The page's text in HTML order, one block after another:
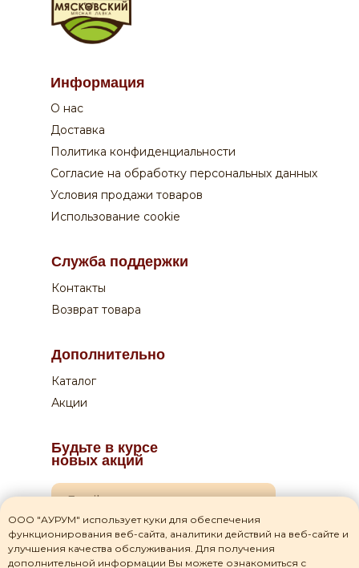
+7 908 762 44 09
+7 831 210 02 82
Пн-Сб:
Время доставки - уточняйте у оператора
Курьеру по QR-коду или на сайте
Поддержка покупателей:
ООО "АУРУМ" использует куки для обеспечения
функционирования веб-сайта, аналитики действий на веб-сайте и
улучшения качества обслуживания. Для получения
дополнительной информации Вы можете ознакомиться с
Информация
Условия продажи товаров
Использование cookie
О нас
Доставка
Политика конфиденциальности
Согласие на обработку персональных данных
Служба поддержки
Контакты
Возврат товара
Будьте в курсе
новых акций
Дополнительно
Каталог
Акции
Я даю согласие наобработку своих персональных данных